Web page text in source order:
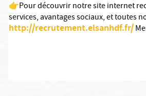
👉Pour découvrir notre site internet
services, avantages sociaux, et toutes
http://recrutement.elsanhdf.fr/